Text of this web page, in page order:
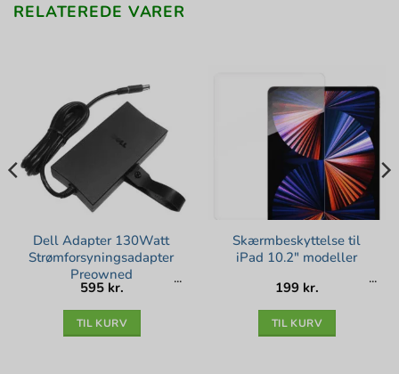
RELATEREDE VARER
Dell Adapter 130Watt
Strømforsyningsadapter
Preowned
595 kr.
TIL KURV
Skærmbeskyttelse til
iPad 10.2″ modeller
199 kr.
TIL KURV